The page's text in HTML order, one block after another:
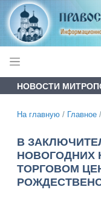
НОВОСТИ
На главную / Главное /
В
НОВОГОДНИХ
ТОРГОВОМ